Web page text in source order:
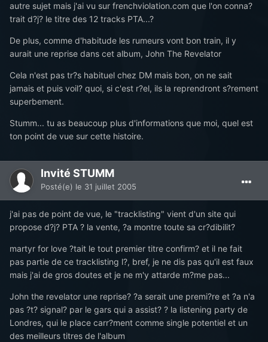
autre sujet mais j'ai vu sur frenchviolation.com que l'on conna?
trait d?j? le titre des 12 tracks PTA...?
De plus, comme d'habitude les rumeurs vont bon train, il y
aurait une reprise dans cet album, John The Revelator
Cela n'est pas tr?s habituel chez DM mais bon, on ne sait
jamais et puis voil? quoi, si c'est r?el, ils la reprendront s?rement
superbement.
Stumm... tu as beaucoup plus d'informations que moi, quel est
ton point de vue sur cette histoire.
Invité STUMM
Posté(e) le 31 juillet 2005
j'ai pas de point de vue, le "tracklisting" vient d'un site qui
propose d?j? PTA ? la vente, ?a montre toute sa cr?dibilit?
martyr for love ?tait le tout premier titre confirm? et il ne fait
pas partie de ce tracklisting l?, bref, je ne dis pas qu'il est faux
mais j'ai de gros doutes et je ne m'y attarde m?me pas...
John the revelator une reprise? ?a serait une premi?re et ?a n'a
pas ?t? signal? par le gars qui a assist? ? la listening party de
Londres, qui le place carr?ment comme single potentiel et un
des meilleurs titres de l'album